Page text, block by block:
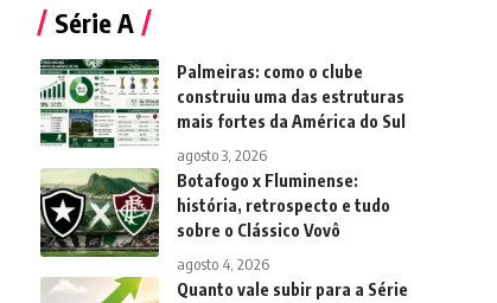
Série A
Palmeiras: como o clube
construiu uma das estruturas
mais fortes da América do Sul
agosto 3, 2026
Botafogo x Fluminense:
história, retrospecto e tudo
sobre o Clássico Vovô
agosto 4, 2026
Quanto vale subir para a Série